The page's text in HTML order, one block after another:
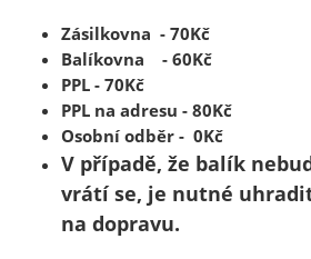
Zásilkovna - 70Kč
Balíkovna - 60Kč
PPL - 70Kč
PPL na adresu - 80Kč
Osobní odběr - 0Kč
V případě, že balík
vrátí se, je nutné
na dopravu.